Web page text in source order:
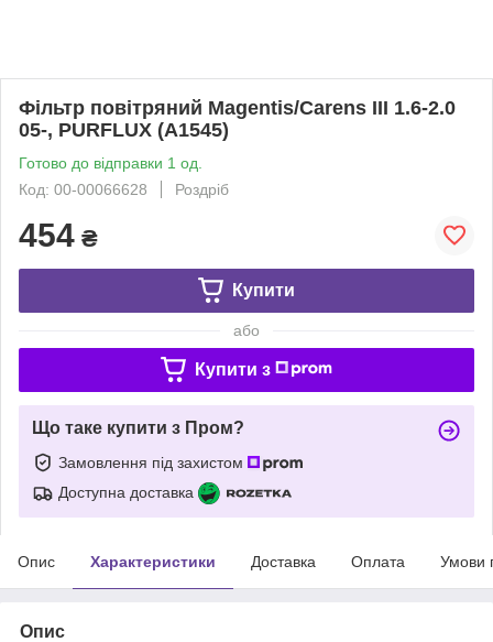
Фільтр повітряний Magentis/Carens III 1.6-2.0
05-, PURFLUX (A1545)
Готово до відправки 1 од.
Код: 00-00066628
Роздріб
454 ₴
Купити
або
Купити з
Що таке купити з Пром?
Замовлення під захистом
Доступна доставка
Опис Характеристики Доставка Оплата Умови
Опис